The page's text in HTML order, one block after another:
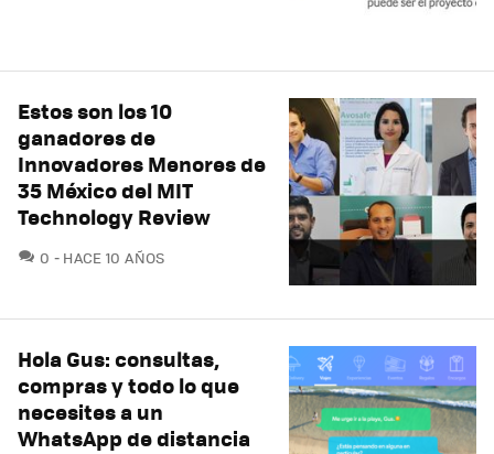
Estos son los 10
ganadores de
Innovadores Menores de
35 México del MIT
Technology Review
0 COMENTARIOS
HACE 10 AÑOS
Hola Gus: consultas,
compras y todo lo que
necesites a un
WhatsApp de distancia